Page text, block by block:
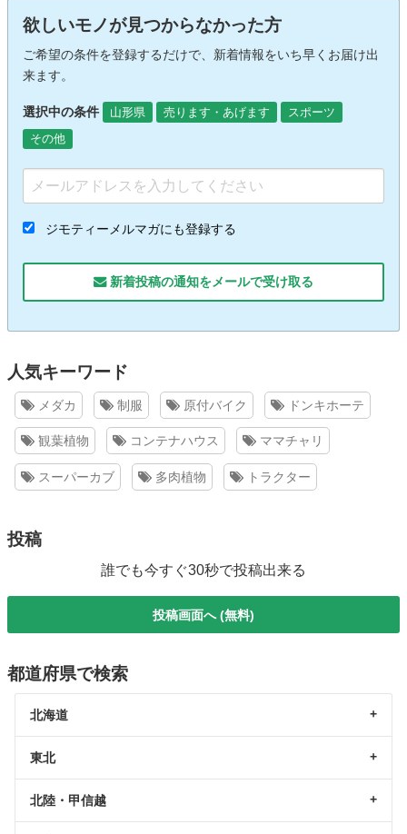
欲しいモノが見つからなかった方
ご希望の条件を登録するだけで、新着情報をいち早くお届け出
来ます。
選択中の条件 山形県 売ります・あげます
スポーツ
その他
ジモティーメルマガにも登録する
新着投稿の通知をメールで受け取る
人気キーワード
メダカ 制服 原付バイク ドンキホーテ
観葉植物 コンテナハウス ママチャリ
スーパーカブ 多肉植物 トラクター
投稿
誰でも今すぐ30秒で投稿出来る
投稿画面へ (無料)
都道府県で検索
北海道
東北
北陸・甲信越